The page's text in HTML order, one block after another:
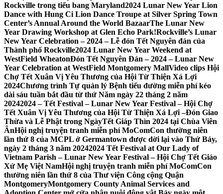
Rockville trong tiểu bang Maryland2024 Lunar New Year Lion
Dance with Hung Ci Lion Dance Troupe at Silver Spring Town
Center’s Annual Around the World BazaarThe Lunar New
Year Drawing Workshop at Glen Echo Park!Rockville’s Lunar
New Year Celebration – 2024 – Lễ đón Tết Nguyên đán của
Thành phố Rockville2024 Lunar New Year Weekend at
WestField WheatonĐón Tết Nguyên Đán – 2024 – Lunar New
Year Celebration at WestField Montgomery MallVideo clips Hội
Chợ Tết Xuân Vị Yêu Thương của Hội Từ Thiện Xá Lợi
2024Chương trình Tự quản lý Bệnh tiểu đường miễn phí kéo
dài sáu tuần bắt đầu từ thứ Năm ngày 22 tháng 2 năm
20242024 – Tết Festival – Lunar New Year Festival – Hội Chợ
Tết Xuân Vị Yêu Thương của Hội Từ Thiện Xá Lợi –Đón Giao
Thừa và Lễ Phật trong NgàyTết Giáp Thìn 2024 tại Chùa Viên
ÂnHội nghị truyện tranh miễn phí MoComCon thường niên
lần thứ 8 của MCPL ở Germantown được dời lại vào Thứ Bảy,
ngày 2 tháng 3 năm 20242024 Tết Festival at Our Lady of
Vietnam Parish – Lunar New Year Festival – Hội Chợ Tết Giáo
Xứ Mẹ Việt NamHội nghị truyện tranh miễn phí MoComCon
thường niên lần thứ 8 của Thư viện Công cộng Quận
MontgomeryMontgomery County Animal Services and